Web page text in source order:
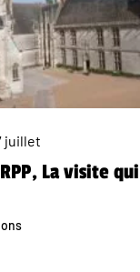
juillet
La visite